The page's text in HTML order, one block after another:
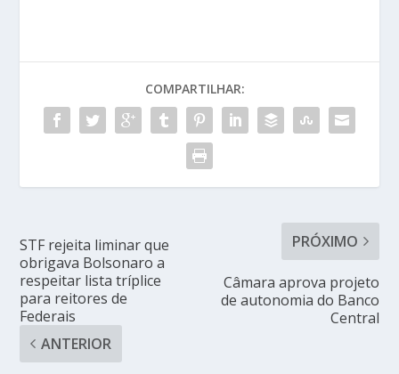
COMPARTILHAR:
STF rejeita liminar que
obrigava Bolsonaro a
respeitar lista tríplice
para reitores de
Federais
ANTERIOR
PRÓXIMO
Câmara aprova projeto
de autonomia do Banco
Central